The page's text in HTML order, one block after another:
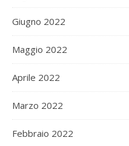
Giugno 2022
Maggio 2022
Aprile 2022
Marzo 2022
Febbraio 2022